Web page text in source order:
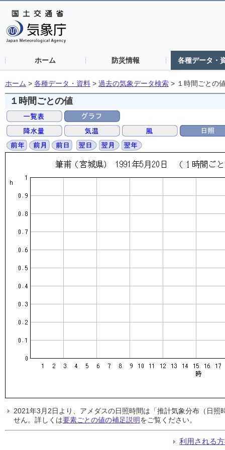
ホーム 防災情報 各種データ・
ホーム > 各種データ・資料 > 過去の気象データ検索 > １時間ごとの
１時間ごとの値
2021年3月2日より、アメダスの日照時間は「推計気象分布（日
せん。詳しくは要素ごとの値の補足説明をご覧ください。
利用される